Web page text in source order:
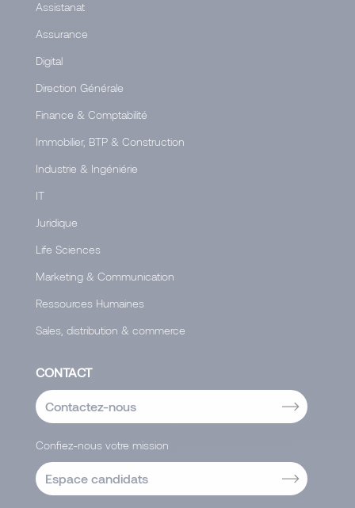
Assistanat
Assurance
Digital
Direction Générale
Finance & Comptabilité
Immobilier, BTP & Construction
Industrie & Ingéniérie
IT
Juridique
Life Sciences
Marketing & Communication
Ressources Humaines
Sales, distribution & commerce
CONTACT
Contactez-nous
Confiez-nous votre mission
Espace candidats